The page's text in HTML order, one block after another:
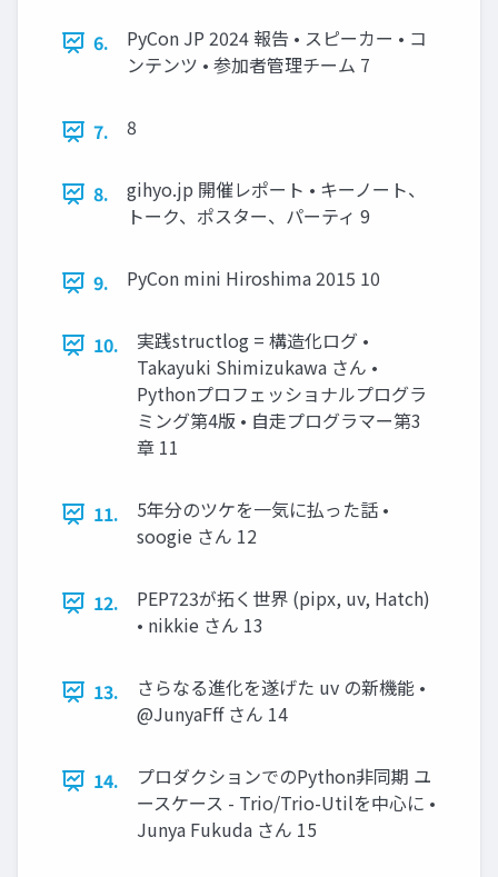
6.
PyCon JP 2024 報告 • スピーカー • コ
ンテンツ • 参加者管理チーム 7
7. 8
8.
gihyo.jp 開催レポート • キーノート、
トーク、ポスター、パーティ 9
9. PyCon mini Hiroshima 2015 10
10.
実践structlog = 構造化ログ •
Takayuki Shimizukawa さん •
Pythonプロフェッショナルプログラ
ミング第4版 • 自走プログラマー第3
章 11
11.
5年分のツケを一気に払った話 •
soogie さん 12
12.
PEP723が拓く世界 (pipx, uv, Hatch)
• nikkie さん 13
13.
さらなる進化を遂げた uv の新機能 •
@JunyaFff さん 14
14.
プロダクションでのPython非同期 ユ
ースケース - Trio/Trio-Utilを中心に •
Junya Fukuda さん 15